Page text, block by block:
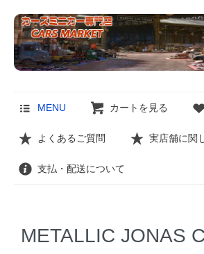
MENU カートを見る
よくあるご質問 実店舗に関
支払・配送について
METALLIC JONAS